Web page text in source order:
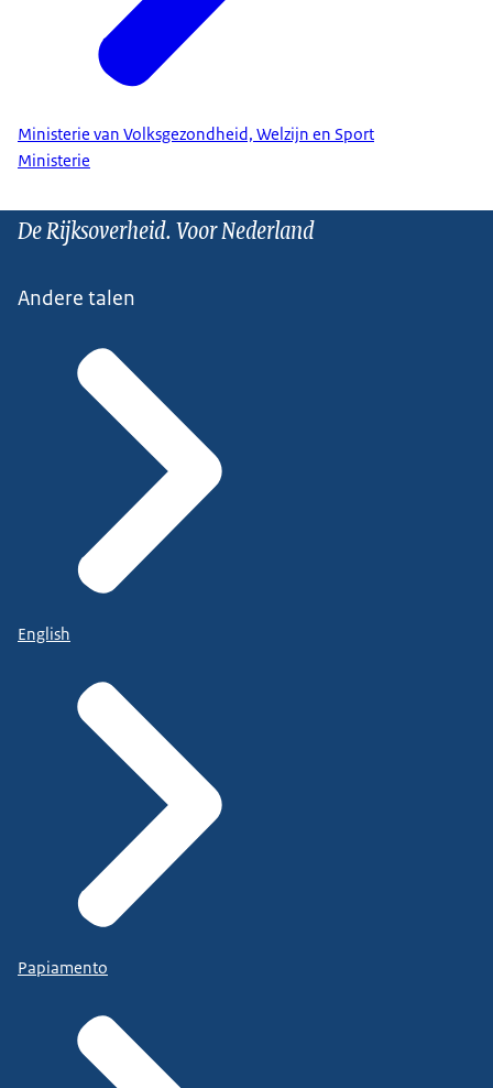
Ministerie van Volksgezondheid, Welzijn en Sport
Ministerie
De Rijksoverheid. Voor Nederland
Andere talen
English
Papiamento